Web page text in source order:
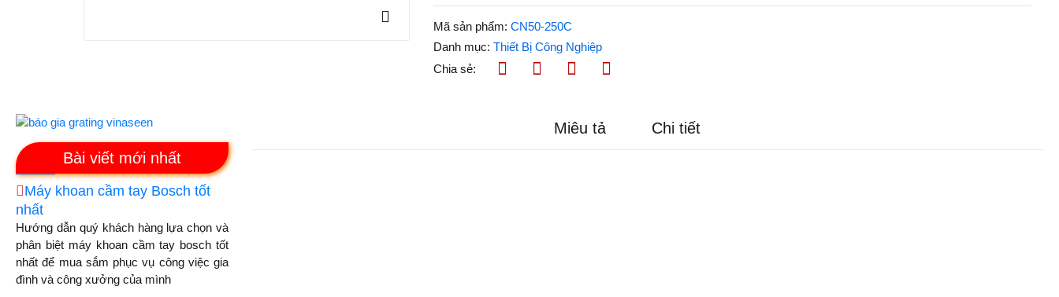
Mã sản phẩm: CN50-250C
Danh mục: Thiết Bị Công Nghiệp
Chia sẻ:
Bài viết mới nhất
Máy khoan cầm tay Bosch tốt
nhất
Hướng dẫn quý khách hàng lựa chọn và
phân biệt máy khoan cầm tay bosch tốt
nhất để mua sắm phục vụ công việc gia
đình và công xưởng của mình
Miêu tả Chi tiết